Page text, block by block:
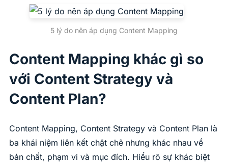
5 lý do nên áp dụng Content Mapping
Content Mapping khác gì so
với Content Strategy và
Content Plan?
Content Mapping, Content Strategy và Content Plan là
ba khái niệm liên kết chặt chẽ nhưng khác nhau về
bản chất, phạm vi và mục đích. Hiểu rõ sự khác biệt